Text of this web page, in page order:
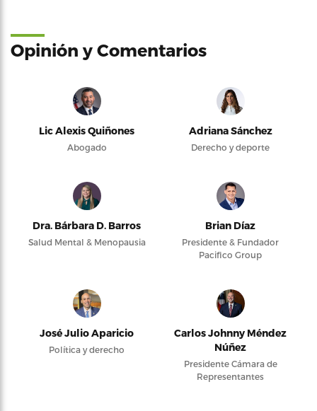
Opinión y Comentarios
Lic Alexis Quiñones
Abogado
Adriana Sánchez
Derecho y deporte
Dra. Bárbara D. Barros
Salud Mental & Menopausia
Brian Díaz
Presidente & Fundador
Pacifico Group
José Julio Aparicio
Política y derecho
Carlos Johnny Méndez
Núñez
Presidente Cámara de
Representantes